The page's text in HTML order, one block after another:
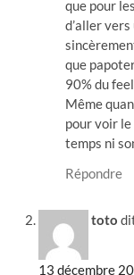
que pour
d’aller
que
90% du
Même
pour voir le
temps ni
Répondre
toto
13 décembre